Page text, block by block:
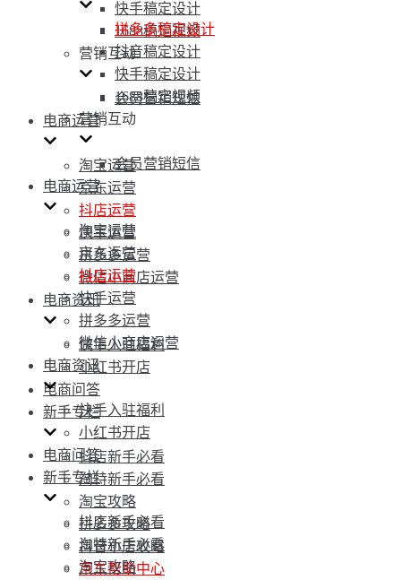
快手稿定设计
1688稿定视频
营销互动
会员营销短信
电商运营
淘宝运营
京东运营
抖店运营
快手运营
拼多多运营
微信小商店运营
电商资讯
快手入驻福利
小红书开店
电商问答
新手专栏
抖店新手必看
淘特新手必看
淘宝攻略
拼多多攻略
抖音小店攻略
京东帮助中心
拼多多稿定设计
抖音稿定设计
快手稿定设计
1688稿定视频
营销互动
会员营销短信
电商运营
淘宝运营
京东运营
抖店运营
快手运营
拼多多运营
微信小商店运营
电商资讯
快手入驻福利
小红书开店
电商问答
新手专栏
抖店新手必看
淘特新手必看
淘宝攻略